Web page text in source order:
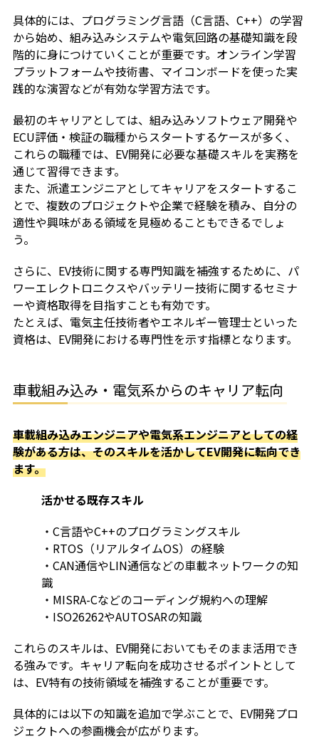
具体的には、プログラミング言語（C言語、C++）の学習
から始め、組み込みシステムや電気回路の基礎知識を段
階的に身につけていくことが重要です。オンライン学習
プラットフォームや技術書、マイコンボードを使った実
践的な演習などが有効な学習方法です。
最初のキャリアとしては、組み込みソフトウェア開発や
ECU評価・検証の職種からスタートするケースが多く、
これらの職種では、EV開発に必要な基礎スキルを実務を
通じて習得できます。
また、派遣エンジニアとしてキャリアをスタートするこ
とで、複数のプロジェクトや企業で経験を積み、自分の
適性や興味がある領域を見極めることもできるでしょ
う。
さらに、EV技術に関する専門知識を補強するために、パ
ワーエレクトロニクスやバッテリー技術に関するセミナ
ーや資格取得を目指すことも有効です。
たとえば、電気主任技術者やエネルギー管理士といった
資格は、EV開発における専門性を示す指標となります。
車載組み込み・電気系からのキャリア転向
車載組み込みエンジニアや電気系エンジニアとしての経
験がある方は、そのスキルを活かしてEV開発に転向でき
ます。
活かせる既存スキル
・C言語やC++のプログラミングスキル
・RTOS（リアルタイムOS）の経験
・CAN通信やLIN通信などの車載ネットワークの知
識
・MISRA-Cなどのコーディング規約への理解
・ISO26262やAUTOSARの知識
これらのスキルは、EV開発においてもそのまま活用でき
る強みです。キャリア転向を成功させるポイントとして
は、EV特有の技術領域を補強することが重要です。
具体的には以下の知識を追加で学ぶことで、EV開発プロ
ジェクトへの参画機会が広がります。